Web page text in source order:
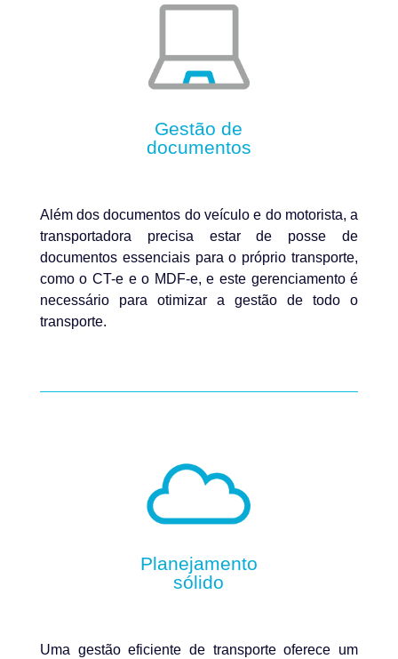
Gestão de
documentos
Além dos documentos do veículo e do motorista, a
transportadora precisa estar de posse de
documentos essenciais para o próprio transporte,
como o CT-e e o MDF-e, e este gerenciamento é
necessário para otimizar a gestão de todo o
transporte.
Planejamento
sólido
Uma gestão eficiente de transporte oferece um